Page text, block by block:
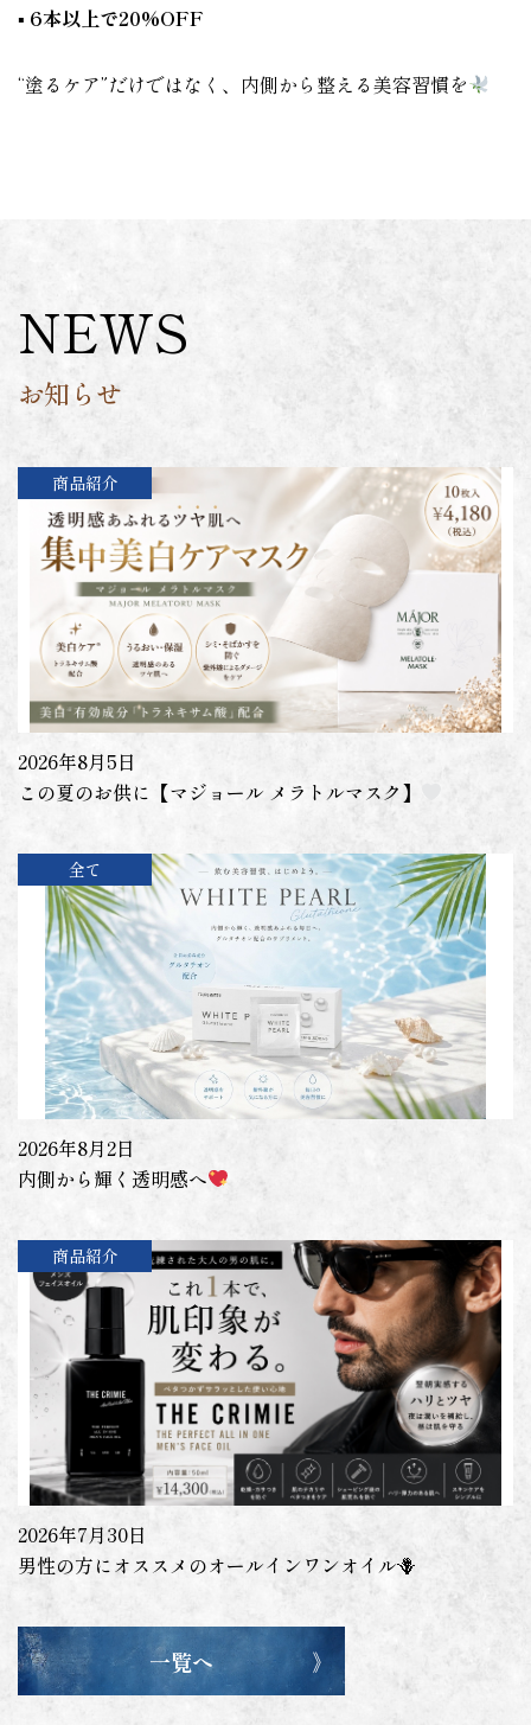
▪︎ 6本以上で20%OFF
“塗るケア”だけではなく、内側から整える美容習慣を
NEWS
お知らせ
商品紹介
2026年8月5日
この夏のお供に【マジョール メラトルマスク】
全て
2026年8月2日
内側から輝く透明感へ
商品紹介
2026年7月30日
男性の方にオススメのオールインワンオイル🪻
一覧へ